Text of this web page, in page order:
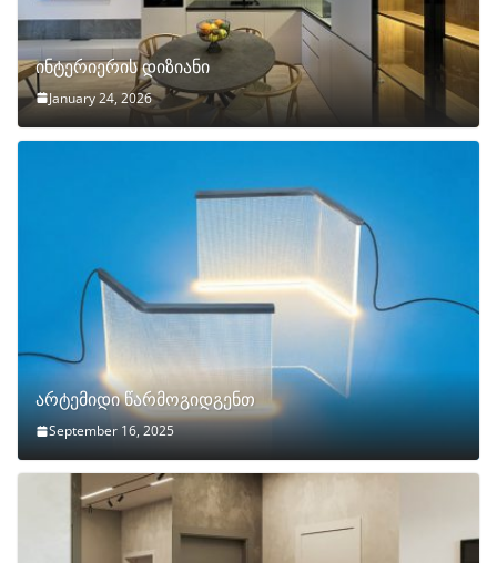
ინტერიერის დიზიანი
January 24, 2026
არტემიდი წარმოგიდგენთ
September 16, 2025